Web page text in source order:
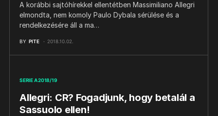
A korábbi sajtóhírekkel ellentétben Massimiliano Allegri
elmondta, nem komoly Paulo Dybala sérülése és a
rendelkezésére áll a ma…
BY PITE 2018.10.02.
SERIE A 2018/19
Allegri: CR? Fogadjunk, hogy betalál a
Sassuolo ellen!